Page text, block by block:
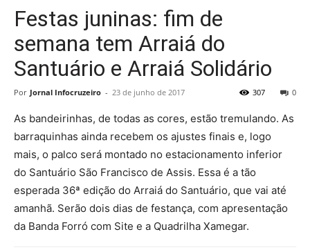
Festas juninas: fim de
semana tem Arraiá do
Santuário e Arraiá Solidário
Por Jornal Infocruzeiro - 23 de junho de 2017 0
307
As bandeirinhas, de todas as cores, estão tremulando. As
barraquinhas ainda recebem os ajustes finais e, logo
mais, o palco será montado no estacionamento inferior
do Santuário São Francisco de Assis. Essa é a tão
esperada 36ª edição do Arraiá do Santuário, que vai até
amanhã. Serão dois dias de festança, com apresentação
da Banda Forró com Site e a Quadrilha Xamegar.